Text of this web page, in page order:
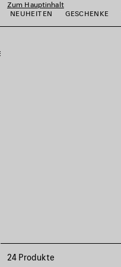
Zum Hauptinhalt
NEUHEITEN
GESCHENKE
24 Produkte